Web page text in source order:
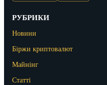
РУБРИКИ
Новини
Біржи криптовалют
Майнінг
Статті